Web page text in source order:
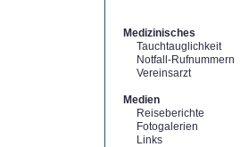
Medizinisches
Tauchtauglichkeit
Notfall-Rufnummern
Vereinsarzt
Medien
Reiseberichte
Fotogalerien
Links